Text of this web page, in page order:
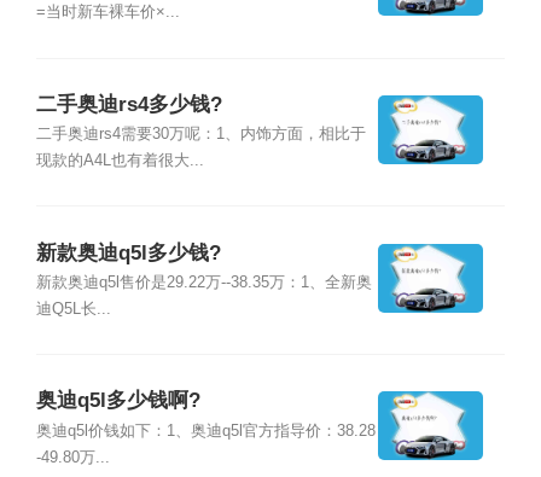
=当时新车裸车价×...
二手奥迪rs4多少钱?
二手奥迪rs4需要30万呢：1、内饰方面，相比于
现款的A4L也有着很大...
新款奥迪q5l多少钱?
新款奥迪q5l售价是29.22万--38.35万：1、全新奥
迪Q5L长...
奥迪q5l多少钱啊?
奥迪q5l价钱如下：1、奥迪q5l官方指导价：38.28
-49.80万...